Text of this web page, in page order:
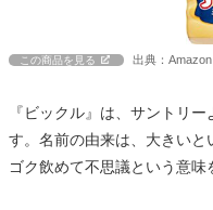
この商品を見る 出典：Amazon
『ビックル』は、サントリー
す。名前の由来は、大きいと
ゴク飲めて不思議という意味